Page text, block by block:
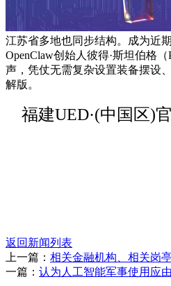
江苏省多地也同步结构。成为近
OpenClaw创始人彼得·斯坦伯格（
声，凭仗无需复杂设置装备摆设
解版。
福建UED·(中国区)
返回新闻列表
上一篇： 相关金融机构、相关岗
一篇： 认为人工智能军事使用应